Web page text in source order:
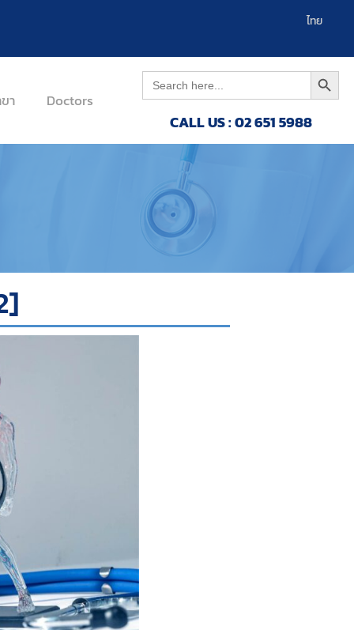
ไทยالعربية
า Doctors
Search
for:
CALL US : 02 651 5988